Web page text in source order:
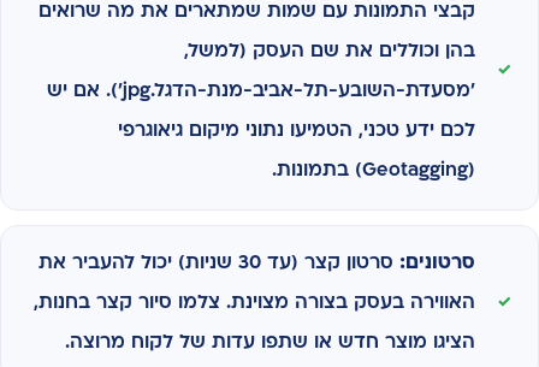
קבצי התמונות עם שמות שמתארים את מה שרואים
בהן וכוללים את שם העסק (למשל,
'מסעדת-השובע-תל-אביב-מנת-הדגל.jpg'). אם יש
לכם ידע טכני, הטמיעו נתוני מיקום גיאוגרפי
(Geotagging) בתמונות.
סרטונים: סרטון קצר (עד 30 שניות) יכול להעביר את
האווירה בעסק בצורה מצוינת. צלמו סיור קצר בחנות,
הציגו מוצר חדש או שתפו עדות של לקוח מרוצה.